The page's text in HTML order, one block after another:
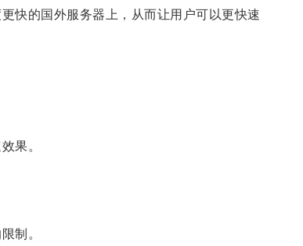
快的国外服务器上，从而让用户可以更快速
果。
制。